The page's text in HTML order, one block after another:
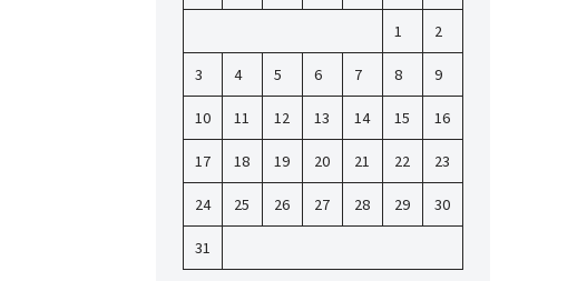
1 2
3 4 5 6 7 8 9
10 11 12 13 14 15 16
17 18 19 20 21 22 23
24 25 26 27 28 29 30
31